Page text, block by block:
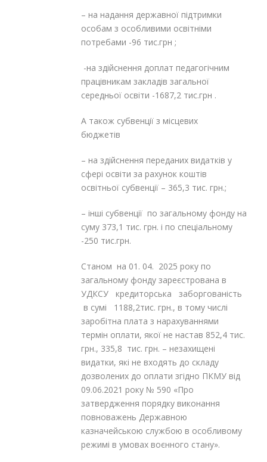
– на надання державної підтримки
особам з особливими освітніми
потребами -96 тис.грн ;
-на здійснення доплат педагогічним
працівникам закладів загальної
середньої освіти -1687,2 тис.грн .
А також субвенції з місцевих
бюджетів
– на здійснення переданих видатків у
сфері освіти за рахунок коштів
освітньої субвенції – 365,3 тис. грн.;
– інші субвенції по загальному фонду на
суму 373,1 тис. грн. і по спеціальному
-250 тис.грн.
Станом на 01. 04. 2025 року по
загальному фонду зареєстрована в
УДКСУ кредиторська заборгованість
в сумі 1188,2тис. грн., в тому числі
заробітна плата з нарахуваннями
термін оплати, якої не настав 852,4 тис.
грн., 335,8 тис. грн. – незахищені
видатки, які не входять до складу
дозволених до оплати згідно ПКМУ від
09.06.2021 року № 590 «Про
затвердження порядку виконання
повноважень Державною
казначейською службою в особливому
режимі в умовах воєнного стану».